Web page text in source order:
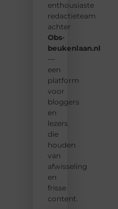
enthousiaste
redactieteam
achter
Obs-
beukenlaan.nl
—
een
platform
voor
bloggers
en
lezers
die
houden
van
afwisseling
en
frisse
content.